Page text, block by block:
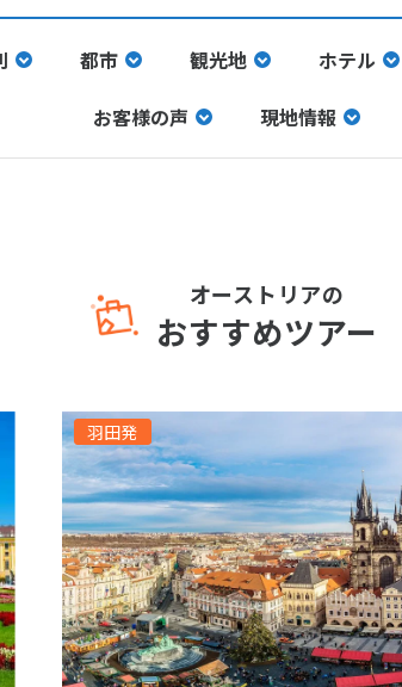
都市 観光地 ホテル
お客様の声
現地情報
オーストリアの
おすすめツアー
羽田発